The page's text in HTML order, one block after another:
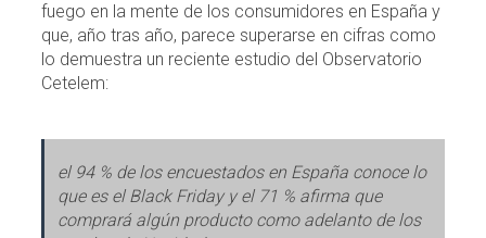
fuego en la mente de los consumidores en España y
que, año tras año, parece superarse en cifras como
lo demuestra un reciente estudio del Observatorio
Cetelem:
el 94 % de los encuestados en España conoce lo
que es el Black Friday y el 71 % afirma que
comprará algún producto como adelanto de los